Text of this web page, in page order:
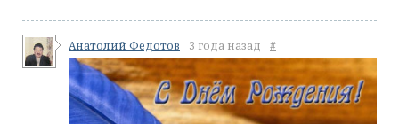
Анатолий Федотов 3 года назад #